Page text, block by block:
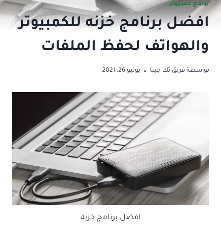
برامج كمبيوتر
افضل برنامج خزنه للكمبيوتر
والهواتف لحفظ الملفات
بواسطة فريق تك جينا يونيو 26, 2021
افضل برنامج خزنة